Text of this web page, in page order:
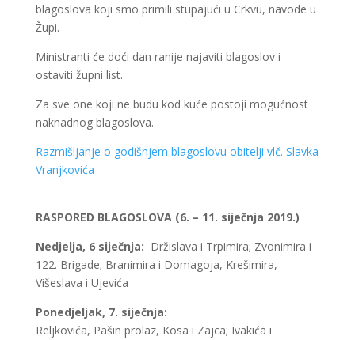
blagoslova koji smo primili stupajući u Crkvu, navode u
Župi.
Ministranti će doći dan ranije najaviti blagoslov i
ostaviti župni list.
Za sve one koji ne budu kod kuće postoji mogućnost
naknadnog blagoslova.
Razmišljanje o godišnjem blagoslovu obitelji vlč. Slavka
Vranjkovića
RASPORED BLAGOSLOVA (6. – 11. siječnja 2019.)
Nedjelja, 6 siječnja: Držislava i Trpimira; Zvonimira i
122. Brigade; Branimira i Domagoja, Krešimira,
Višeslava i Ujevića
Ponedjeljak, 7. siječnja:
Reljkovića, Pašin prolaz, Kosa i Zajca; Ivakića i